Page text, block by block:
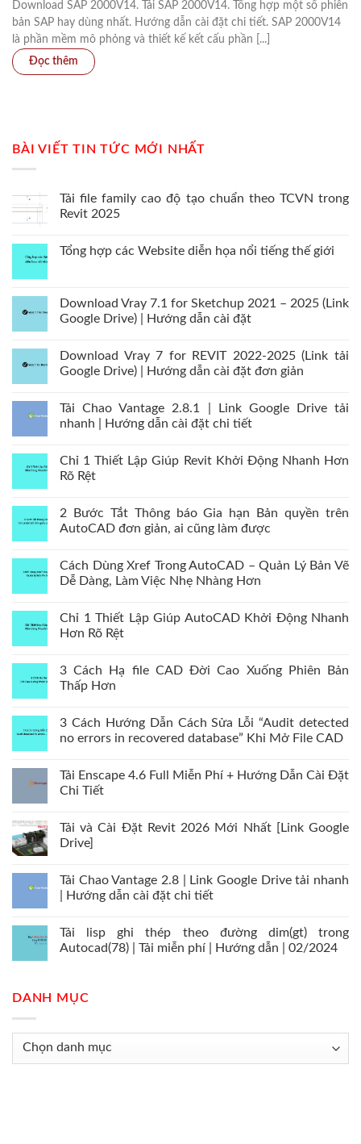
Download SAP 2000V14. Tải SAP 2000V14. Tổng hợp một số phiên
bản SAP hay dùng nhất. Hướng dẫn cài đặt chi tiết. SAP 2000V14
là phần mềm mô phỏng và thiết kế kết cấu phần [...]
BÀI VIẾT TIN TỨC MỚI NHẤT
Tải file family cao độ tạo chuẩn theo TCVN trong
Revit 2025
Tổng hợp các Website diễn họa nổi tiếng thế giới
Download Vray 7.1 for Sketchup 2021 – 2025 (Link
Google Drive) | Hướng dẫn cài đặt
Download Vray 7 for REVIT 2022-2025 (Link tải
Google Drive) | Hướng dẫn cài đặt đơn giản
Tải Chao Vantage 2.8.1 | Link Google Drive tải
nhanh | Hướng dẫn cài đặt chi tiết
Chỉ 1 Thiết Lập Giúp Revit Khởi Động Nhanh Hơn
Rõ Rệt
2 Bước Tắt Thông báo Gia hạn Bản quyền trên
AutoCAD đơn giản, ai cũng làm được
Cách Dùng Xref Trong AutoCAD – Quản Lý Bản Vẽ
Dễ Dàng, Làm Việc Nhẹ Nhàng Hơn
Chỉ 1 Thiết Lập Giúp AutoCAD Khởi Động Nhanh
Hơn Rõ Rệt
3 Cách Hạ file CAD Đời Cao Xuống Phiên Bản
Thấp Hơn
3 Cách Hướng Dẫn Cách Sửa Lỗi “Audit detected
no errors in recovered database” Khi Mở File CAD
Tải Enscape 4.6 Full Miễn Phí + Hướng Dẫn Cài Đặt
Chi Tiết
Tải và Cài Đặt Revit 2026 Mới Nhất [Link Google
Drive]
Tải Chao Vantage 2.8 | Link Google Drive tải nhanh
| Hướng dẫn cài đặt chi tiết
Tải lisp ghi thép theo đường dim(gt) trong
Autocad(78) | Tải miễn phí | Hướng dẫn | 02/2024
DANH MỤC
Danh